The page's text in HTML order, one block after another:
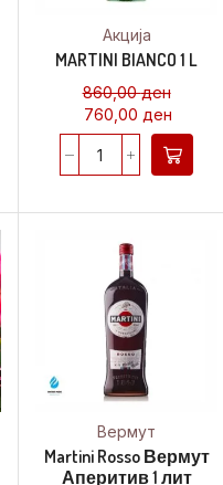
Акција
MARTINI BIANCO 1 L
860,00ден
760,00ден
Вермут
Martini Rosso Вермут
Аперитив 1 лит